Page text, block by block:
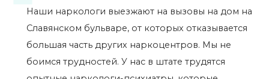
Наши наркологи выезжают на вызовы на дом на
Славянском бульваре, от которых отказывается
большая часть других наркоцентров. Мы не
боимся трудностей. У нас в штате трудятся